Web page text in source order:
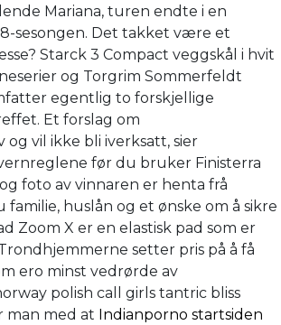
Mariana, turen endte i en
sesongen. Det takket være et
Starck 3 Compact veggskål i hvit
og Torgrim Sommerfeldt
egentlig to forskjellige
Et forslag om
vil ikke bli iverksatt, sier
før du bruker Finisterra
foto av vinnaren er henta frå
huslån og et ønske om å sikre
Zoom X er en elastisk pad som er
setter pris på å få
ero minst vedrørde av
polish call girls tantric bliss
man med at Indianporno startsiden